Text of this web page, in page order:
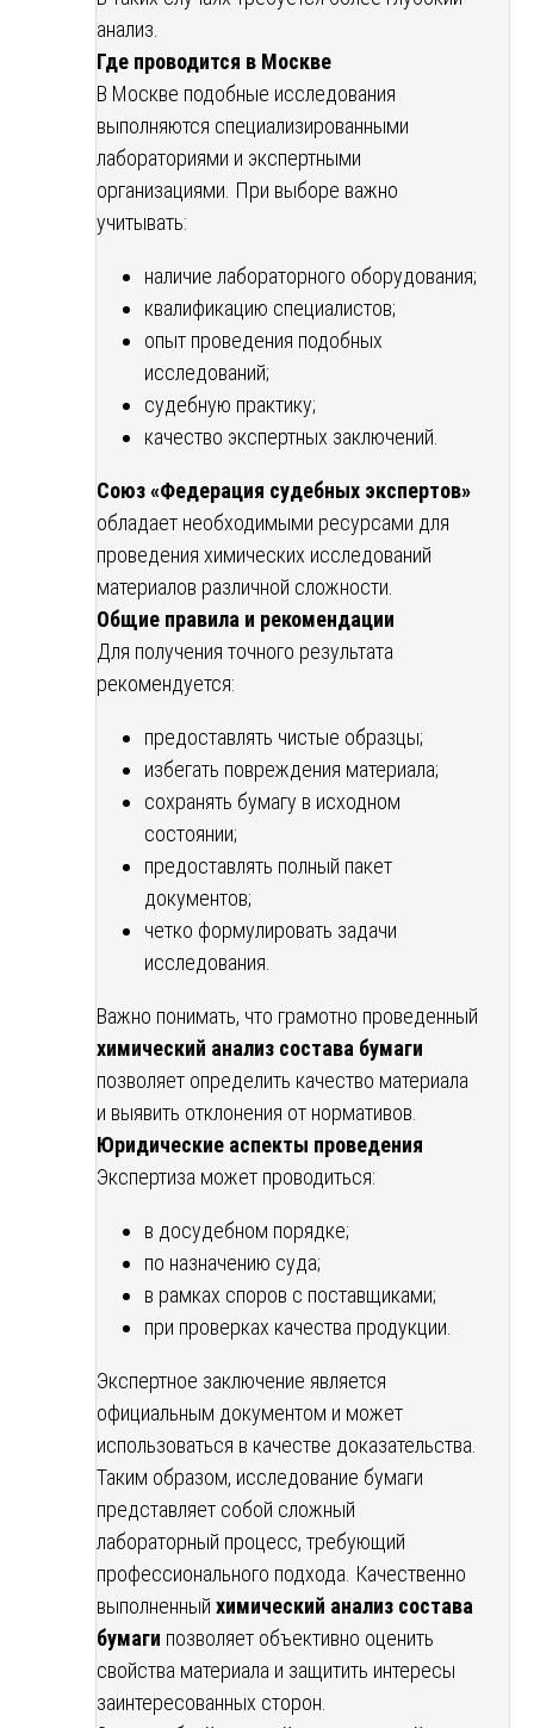
анализ.
Где проводится в Москве
В Москве подобные исследования
выполняются специализированными
лабораториями и экспертными
организациями. При выборе важно
учитывать:
наличие лабораторного оборудования;
квалификацию специалистов;
опыт проведения подобных
исследований;
судебную практику;
качество экспертных заключений.
Союз «Федерация судебных экспертов»
обладает необходимыми ресурсами для
проведения химических исследований
материалов различной сложности.
Общие правила и рекомендации
Для получения точного результата
рекомендуется:
предоставлять чистые образцы;
избегать повреждения материала;
сохранять бумагу в исходном
состоянии;
предоставлять полный пакет
документов;
четко формулировать задачи
исследования.
Важно понимать, что грамотно проведенный
химический анализ состава бумаги
позволяет определить качество материала
и выявить отклонения от нормативов.
Юридические аспекты проведения
Экспертиза может проводиться:
в досудебном порядке;
по назначению суда;
в рамках споров с поставщиками;
при проверках качества продукции.
Экспертное заключение является
официальным документом и может
использоваться в качестве доказательства.
Таким образом, исследование бумаги
представляет собой сложный
лабораторный процесс, требующий
профессионального подхода. Качественно
выполненный химический анализ состава
бумаги позволяет объективно оценить
свойства материала и защитить интересы
заинтересованных сторон.